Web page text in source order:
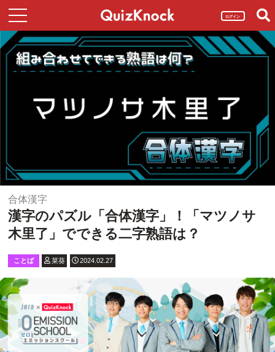
ログイン
合体漢字
漢字のパズル「合体漢字」！「マツノサ
木里了」でできる二字熟語は？
ことば 菜葵 2024.02.27